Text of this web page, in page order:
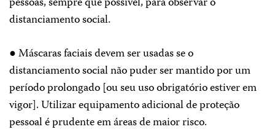
distanciamento social.
● Máscaras faciais devem ser usadas se o
distanciamento social não puder ser mantido por um
período prolongado [ou seu uso obrigatório estiver em
vigor]. Utilizar equipamento adicional de proteção
pessoal é prudente em áreas de maior risco.